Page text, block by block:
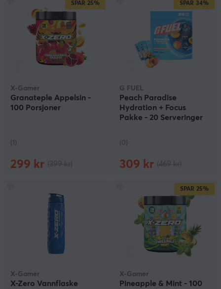
SPAR 25%
X-Gamer
Granateple Appelsin -
100 Porsjoner
(1)
299 kr
SPAR 34%
G FUEL
Peach Paradise
Hydration + Focus
Pakke - 20 Serveringer
(0)
309 kr
X-Gamer
X-Zero Vannflaske
SPAR 25%
X-Gamer
Pineapple & Mint - 100